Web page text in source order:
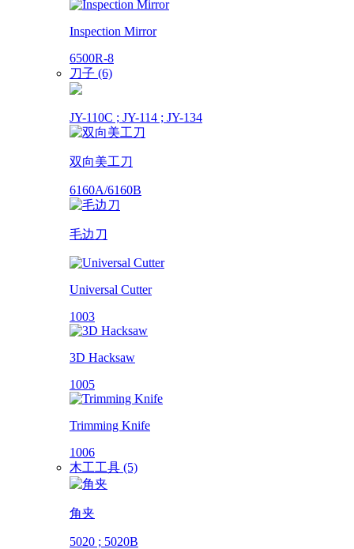
Inspection Mirror
6500R-8
刀子 (6)
JY-110C ; JY-114 ; JY-134
双向美工刀
6160A/6160B
毛边刀
Universal Cutter
1003
3D Hacksaw
1005
Trimming Knife
1006
木工工具 (5)
角夹
5020 ; 5020B